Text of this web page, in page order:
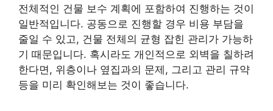
전체적인 건물 보수 계획에 포함하여 진행하는 것이
일반적입니다. 공동으로 진행할 경우 비용 부담을
줄일 수 있고, 건물 전체의 균형 잡힌 관리가 가능하
기 때문입니다. 혹시라도 개인적으로 외벽을 칠하려
한다면, 위층이나 옆집과의 문제, 그리고 관리 규약
등을 미리 확인해보는 것이 좋습니다.